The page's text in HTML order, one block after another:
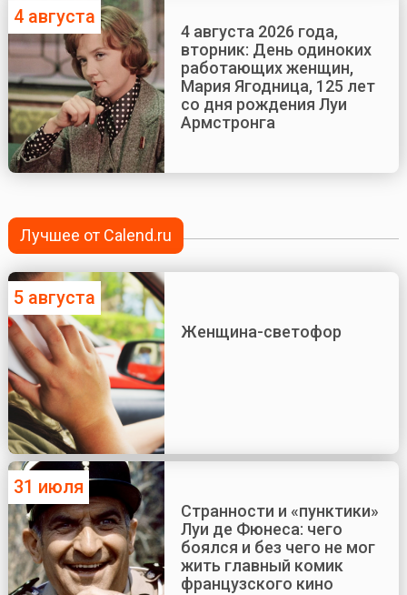
4 августа
4 августа 2026 года,
вторник: День одиноких
работающих женщин,
Мария Ягодница, 125 лет
со дня рождения Луи
Армстронга
Лучшее от Calend.ru
5 августа
Женщина-светофор
31 июля
Странности и «пунктики»
Луи де Фюнеса: чего
боялся и без чего не мог
жить главный комик
французского кино